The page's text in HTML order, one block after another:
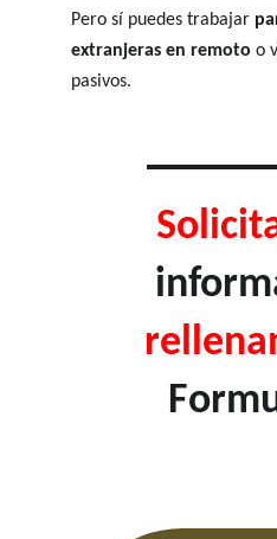
Pero sí puedes trabajar
extranjeras en remoto o
pasivos.